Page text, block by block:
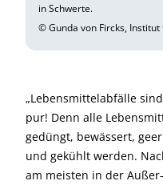
in Schwerte.
© Gunda von Fircks,
„Lebensmittelabfälle
pur! Denn alle
gedüngt, bewässert,
und gekühlt werden.
am meisten in der